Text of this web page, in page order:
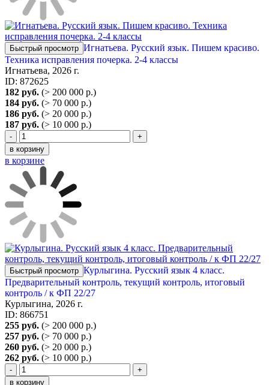
Быстрый просмотр Игнатьева. Русский язык. Пишем красиво.
Техника исправления почерка. 2-4 классы
Игнатьева, 2026 г.
ID: 872625
182 руб. (> 200 000 р.)
184 руб. (> 70 000 р.)
186 руб. (> 20 000 р.)
187 руб. (> 10 000 р.)
-
+
в корзину
в корзине
Быстрый просмотр Курлыгина. Русский язык 4 класс.
Предварительный контроль, текущий контроль, итоговый
контроль / к ФП 22/27
Курлыгина, 2026 г.
ID: 866751
255 руб. (> 200 000 р.)
257 руб. (> 70 000 р.)
260 руб. (> 20 000 р.)
262 руб. (> 10 000 р.)
-
+
в корзину